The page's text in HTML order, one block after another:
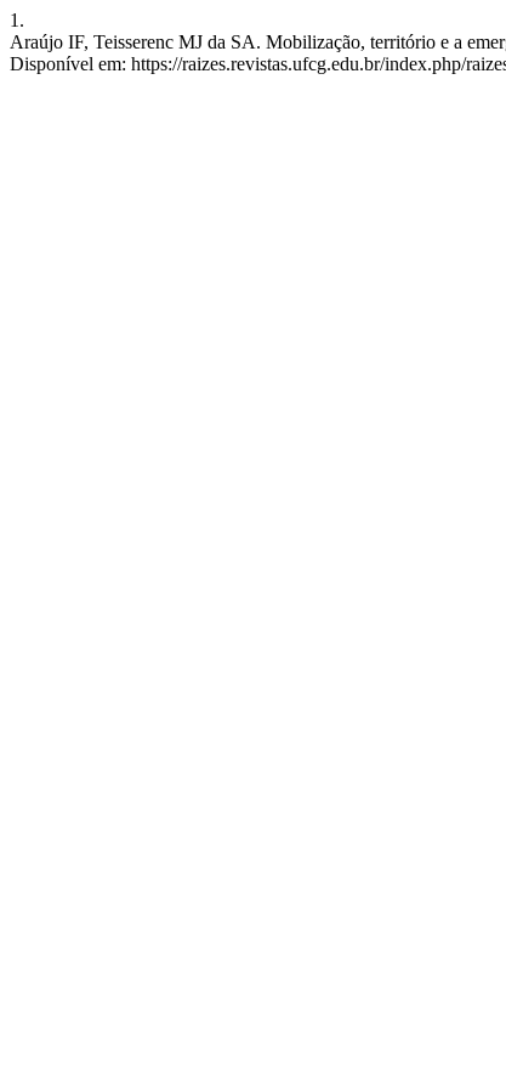
1.
Araújo IF, Teisserenc MJ da SA. Mobilização, território e a
Disponível em: https://raizes.revistas.ufcg.edu.br/index.php/